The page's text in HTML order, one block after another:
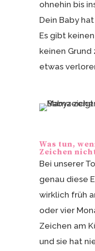
ohnehin bis
Dein Baby
Es gibt
keinen Grund
etwas
Was tun,
Zeichen
Bei unserer
genau diese
wirklich früh
oder vier
Zeichen am
und sie hat